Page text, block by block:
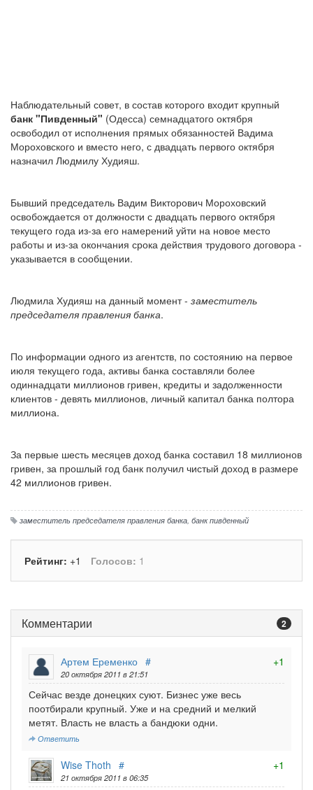
Наблюдательный совет, в состав которого входит крупный
банк "Пивденный" (Одесса) семнадцатого октября
освободил от исполнения прямых обязанностей Вадима
Мороховского и вместо него, с двадцать первого октября
назначил Людмилу Худияш.
Бывший председатель Вадим Викторович Мороховский
освобождается от должности с двадцать первого октября
текущего года из-за его намерений уйти на новое место
работы и из-за окончания срока действия трудового договора -
указывается в сообщении.
Людмила Худияш на данный момент - заместитель
председателя правления банка.
По информации одного из агентств, по состоянию на первое
июля текущего года, активы банка составляли более
одиннадцати миллионов гривен, кредиты и задолженности
клиентов - девять миллионов, личный капитал банка полтора
миллиона.
За первые шесть месяцев доход банка составил 18 миллионов
гривен, за прошлый год банк получил чистый доход в размере
42 миллионов гривен.
заместитель председателя правления банка, банк пивденный
Рейтинг: +1 Голосов: 1
Комментарии 2
+1
Артем Еременко #
20 октября 2011 в 21:51
Сейчас везде донецких суют. Бизнес уже весь
поотбирали крупный. Уже и на средний и мелкий
метят. Власть не власть а бандюки одни.
Ответить
+1
Wise Thoth #
21 октября 2011 в 06:35